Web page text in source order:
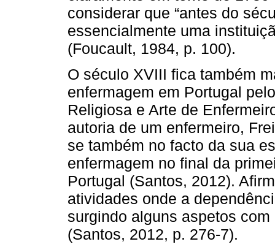
considerar que “antes do
essencialmente uma
(Foucault, 1984, p. 100).
O século XVIII fica também
enfermagem em Portugal
Religiosa e Arte de
autoria de um enfermeiro,
se também no facto da sua
enfermagem no final da
Portugal (Santos, 2012).
atividades onde a
surgindo alguns aspetos
(Santos, 2012, p. 276-7).